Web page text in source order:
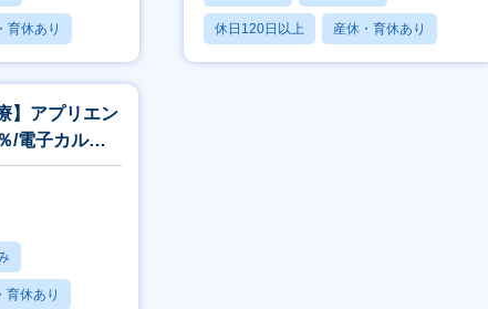
育休あり 休日120日以上 産休・育休あり
月残業20時間以内
】アプリエン
/電子カルテ/
生◎】
育休あり